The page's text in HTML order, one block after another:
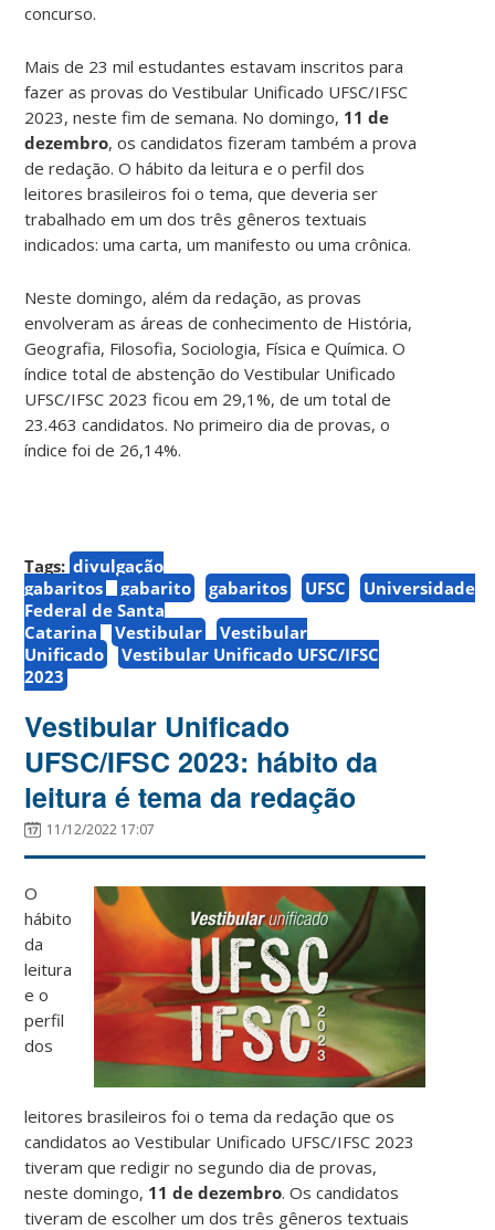
concurso.
Mais de 23 mil estudantes estavam inscritos para
fazer as provas do Vestibular Unificado UFSC/IFSC
2023, neste fim de semana. No domingo, 11 de
dezembro, os candidatos fizeram também a prova
de redação. O hábito da leitura e o perfil dos
leitores brasileiros foi o tema, que deveria ser
trabalhado em um dos três gêneros textuais
indicados: uma carta, um manifesto ou uma crônica.
Neste domingo, além da redação, as provas
envolveram as áreas de conhecimento de História,
Geografia, Filosofia, Sociologia, Física e Química. O
índice total de abstenção do Vestibular Unificado
UFSC/IFSC 2023 ficou em 29,1%, de um total de
23.463 candidatos. No primeiro dia de provas, o
índice foi de 26,14%.
Tags: divulgação
gabaritos
gabarito gabaritos UFSC
Universidade
Federal de Santa
Catarina
Vestibular
Vestibular
Unificado
Vestibular Unificado UFSC/IFSC
2023
Vestibular Unificado
UFSC/IFSC 2023: hábito da
leitura é tema da redação
11/12/2022 17:07
O
hábito
da
leitura
e o
perfil
dos
leitores brasileiros foi o tema da redação que os
candidatos ao Vestibular Unificado UFSC/IFSC 2023
tiveram que redigir no segundo dia de provas,
neste domingo, 11 de dezembro. Os candidatos
tiveram de escolher um dos três gêneros textuais